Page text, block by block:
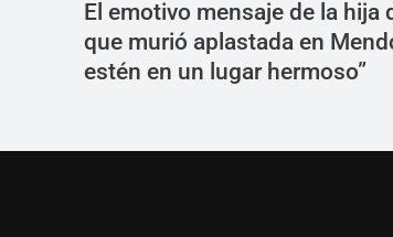
El emotivo mensaje de la hija
que murió aplastada en
estén en un lugar hermoso”